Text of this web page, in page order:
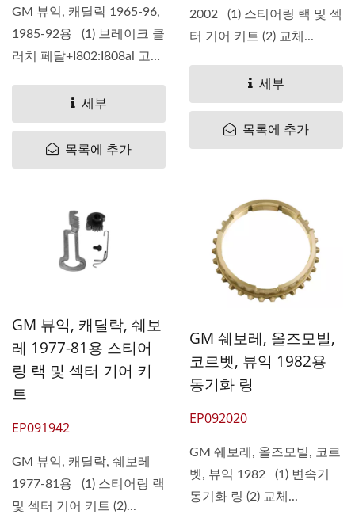
GM 뷰익, 캐딜락 1965-96,
1985-92용 (1) 브레이크 클
러치 페달+I802:I808al 고
세부
목록에 추가
2002 (1) 스티어링 랙 및 섹
터 기어 키트 (2) 교체...
세부
목록에 추가
GM 뷰익, 캐딜락, 쉐보
레 1977-81용 스티어
링 랙 및 섹터 기어 키
트
EP091942
GM 뷰익, 캐딜락, 쉐보레
1977-81용 (1) 스티어링 랙
및 섹터 기어 키트 (2)...
GM 쉐보레, 올즈모빌,
코르벳, 뷰익 1982용
동기화 링
EP092020
GM 쉐보레, 올즈모빌, 코르
벳, 뷰익 1982 (1) 변속기
동기화 링 (2) 교체...